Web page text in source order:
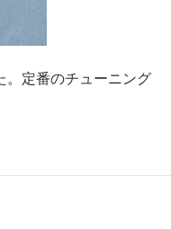
。定番のチューニング